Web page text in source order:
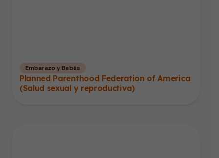
Embarazo y Bebés
Planned Parenthood Federation of America
(Salud sexual y reproductiva)